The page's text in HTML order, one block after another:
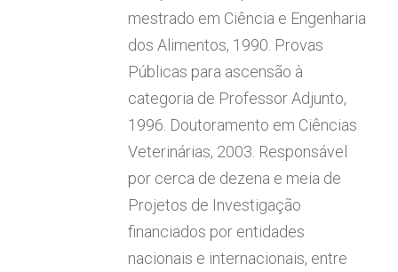
mestrado em Ciência e Engenharia
dos Alimentos, 1990. Provas
Públicas para ascensão à
categoria de Professor Adjunto,
1996. Doutoramento em Ciências
Veterinárias, 2003. Responsável
por cerca de dezena e meia de
Projetos de Investigação
financiados por entidades
nacionais e internacionais, entre